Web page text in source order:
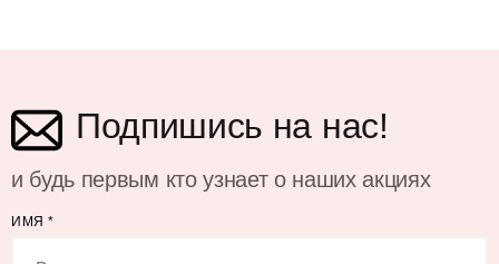
Подпишись на нас!
и будь первым кто узнает о наших акциях
ИМЯ *